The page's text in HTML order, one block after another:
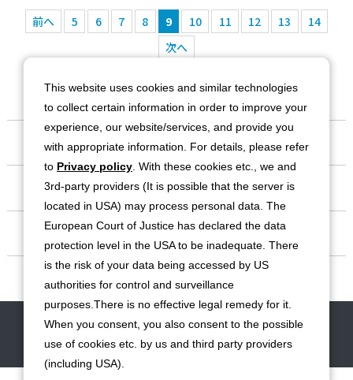
前へ 5 6 7 8 9 10 11 12 13
14
次へ
会社情報
事業紹介
IR情報
サステナビリティ
お問い合わせ サイトマップ 免責事項 利用規約
個人情報保護方針
クッキー（Cookie）ポリシー
ソーシャルメディア利用規約
This website uses cookies and similar technologies
to collect certain information in order to improve your
experience, our website/services, and provide you
with appropriate information. For details, please refer
to Privacy policy . With these cookies etc., we and
3rd-party providers (It is possible that the server is
located in USA) may process personal data. The
European Court of Justice has declared the data
protection level in the USA to be inadequate. There
is the risk of your data being accessed by US
authorities for control and surveillance
purposes.There is no effective legal remedy for it.
When you consent, you also consent to the possible
use of cookies etc. by us and third party providers
(including USA).